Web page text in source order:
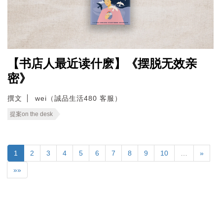
【书店人最近读什麽】《摆脱无效亲
密》
撰文 wei（誠品生活480 客服）
提案on the desk
1 2 3 4 5 6 7 8 9 10 »
»»